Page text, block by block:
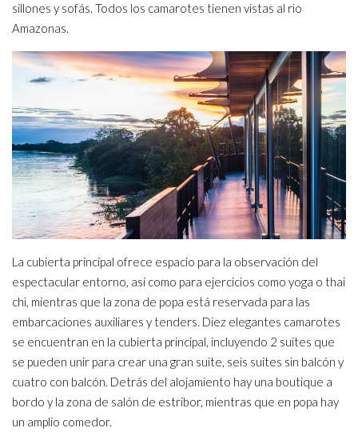
sillones y sofás. Todos los camarotes tienen vistas al rio
Amazonas.
La cubierta principal ofrece espacio para la observación del
espectacular entorno, así como para ejercicios como yoga o thai
chi, mientras que la zona de popa está reservada para las
embarcaciones auxiliares y tenders. Diez elegantes camarotes
se encuentran en la cubierta principal, incluyendo 2 suites que
se pueden unir para crear una gran suite, seis suites sin balcón y
cuatro con balcón. Detrás del alojamiento hay una boutique a
bordo y la zona de salón de estribor, mientras que en popa hay
un amplio comedor.